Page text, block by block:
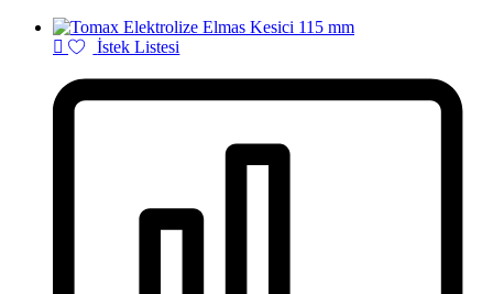
İstek Listesi